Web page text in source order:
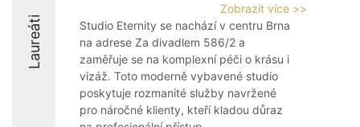
Laureáti
Zobrazit více >>
Studio Eternity se nachází v centru Brna
na adrese Za divadlem 586/2 a
zaměřuje se na komplexní péči o krásu i
vizáž. Toto moderně vybavené studio
poskytuje rozmanité služby navržené
pro náročné klienty, kteří kladou důraz